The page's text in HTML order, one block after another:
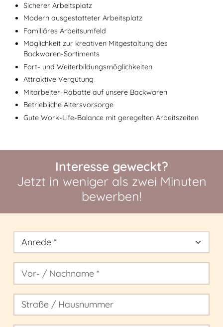
Sicherer Arbeitsplatz
Modern ausgestatteter Arbeitsplatz
Familiäres Arbeitsumfeld
Möglichkeit zur kreativen Mitgestaltung des
Backwaren-Sortiments
Fort- und Weiterbildungsmöglichkeiten
Attraktive Vergütung
Mitarbeiter-Rabatte auf unsere Backwaren
Betriebliche Altersvorsorge
Gute Work-Life-Balance mit geregelten Arbeitszeiten
Interesse geweckt?
Jetzt in weniger als zwei Minuten
bewerben!